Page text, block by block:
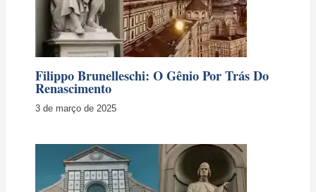
Filippo Brunelleschi: O Gênio Por Trás Do
Renascimento
3 de março de 2025